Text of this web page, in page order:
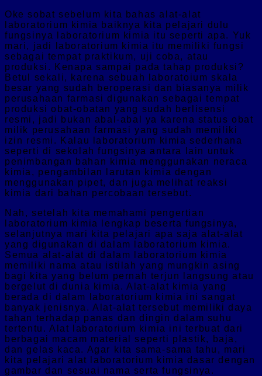
Oke sobat sebelum kita bahas alat-alat
laboratorium kimia baiknya kita pelajari dulu
fungsinya laboratorium kimia itu seperti apa. Yuk
mari, jadi laboratorium kimia itu memiliki fungsi
sebagai tempat praktikum, uji coba, atau
produksi. Kenapa sampai pada tahap produksi?
Betul sekali, karena sebuah laboratoium skala
besar yang sudah beroperasi dan biasanya milik
perusahaan farmasi digunakan sebagai tempat
produksi obat-obatan yang sudah berlisensi
resmi, jadi bukan abal-abal ya karena status obat
milik perusahaan farmasi yang sudah memiliki
izin resmi. Kalau laboratorium kimia sederhana
seperti di sekolah fungsinya antara lain untuk
penimbangan bahan kimia menggunakan neraca
kimia, pengambilan larutan kimia dengan
menggunakan pipet, dan juga melihat reaksi
kimia dari bahan percobaan tersebut.
Nah, setelah kita memahami pengertian
laboratorium kimia lengkap beserta fungsinya,
selanjutnya mari kita pelajari apa saja alat-alat
yang digunakan di dalam laboratorium kimia.
Semua alat-alat di dalam laboratorium kimia
memiliki nama atau istilah yang mungkin asing
bagi kita yang belum pernah terjun langsung atau
bergelut di dunia kimia. Alat-alat kimia yang
berada di dalam laboratorium kimia ini sangat
banyak jenisnya. Alat-alat tersebut memiliki daya
tahan terhadap panas dan dingin dalam suhu
tertentu. Alat laboratorium kimia ini terbuat dari
berbagai macam material seperti plastik, baja,
dan gelas kaca. Agar kita sama-sama tahu, mari
kita pelajari alat laboratorium kimia dasar dengan
gambar dan sesuai nama serta fungsinya.